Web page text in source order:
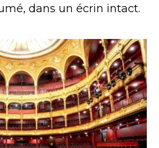
dans un écrin intact.